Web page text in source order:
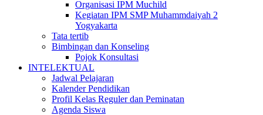
Organisasi IPM Muchild
Kegiatan IPM SMP Muhammdaiyah 2
Yogyakarta
Tata tertib
Bimbingan dan Konseling
Pojok Konsultasi
INTELEKTUAL
Jadwal Pelajaran
Kalender Pendidikan
Profil Kelas Reguler dan Peminatan
Agenda Siswa